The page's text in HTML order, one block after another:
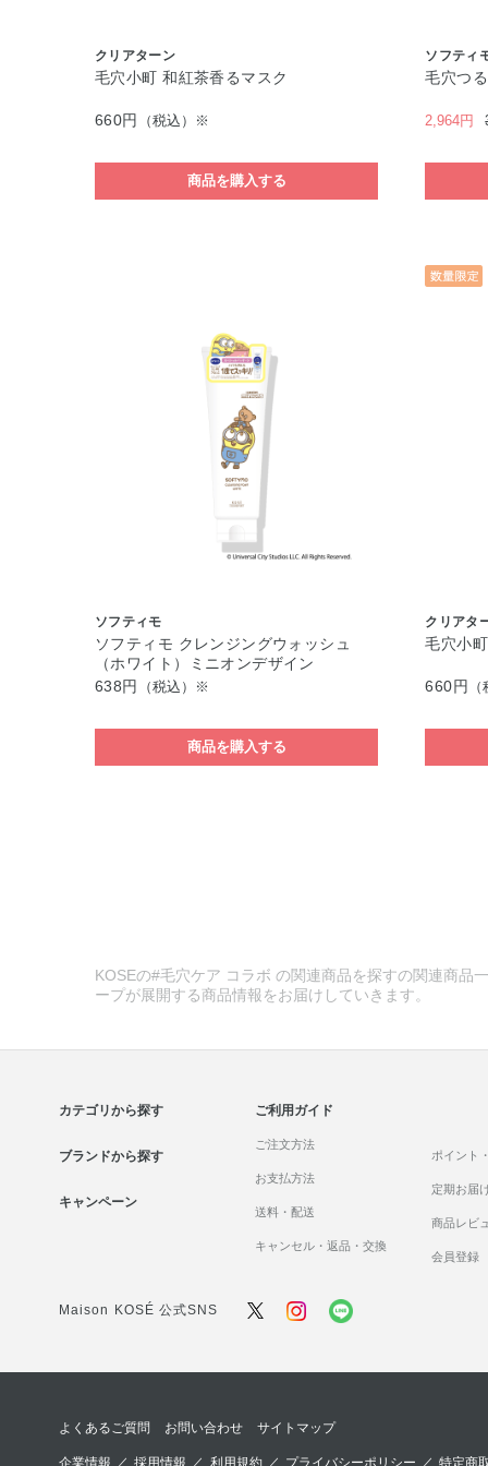
クリアターン
毛穴小町 和紅茶香るマスク
660円 （税込）※
商品を購入する
ソフティ
毛穴つ
2,964円
ソフティモ
ソフティモ クレンジングウォッシュ
（ホワイト）ミニオンデザイン
638円
（税込）※
商品を購入する
クリアタ
毛穴小
660円
KOSEの#毛穴ケア コラボ の関連商品を探すの関連商品
ープが展開する商品情報をお届けしていきます。
カテゴリから探す
ブランドから探す
キャンペーン
ご利用ガイド
ご注文方法
お支払方法
送料・配送
キャンセル・返品・交換
ポイント
定期お届
商品レビ
会員登録
Maison KOSÉ 公式SNS
よくあるご質問 お問い合わせ サイトマップ
企業情報 ／採用情報 ／ 利用規約／ プライバシーポリシー ／ 特定商